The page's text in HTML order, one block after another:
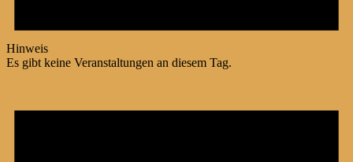
Hinweis
Es gibt keine Veranstaltungen an diesem Tag.